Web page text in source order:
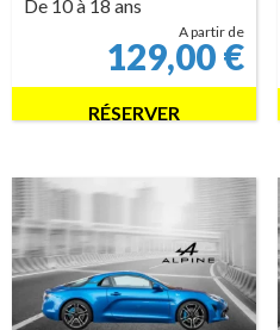
De 10 à 18 ans
A partir de
129,00€
RÉSERVER